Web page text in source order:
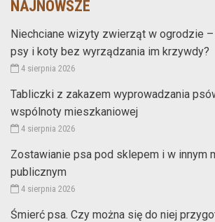
NAJNOWSZE
Niechciane wizyty zwierząt w ogrodzie
psy i koty bez wyrządzania im krzywdy?
4 sierpnia 2026
Tabliczki z zakazem wyprowadzania
wspólnoty mieszkaniowej
4 sierpnia 2026
Zostawianie psa pod sklepem i w innym
publicznym
4 sierpnia 2026
Śmierć psa. Czy można się do niej